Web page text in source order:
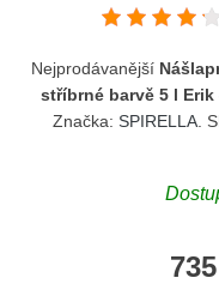
Nejprodávanější
stříbrné barvě 5 l Erik
Značka: SPIRELLA .